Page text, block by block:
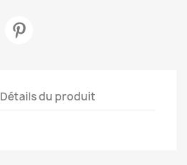
Détails du produit